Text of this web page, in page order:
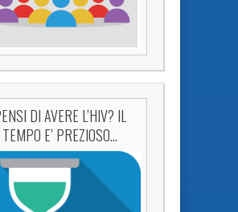
DI AVERE L’HIV? IL
TEMPO E’ PREZIOSO…